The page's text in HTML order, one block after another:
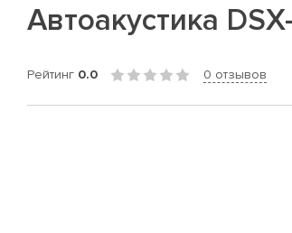
Автоакустика
Рейтинг 0.0 0 отзывов